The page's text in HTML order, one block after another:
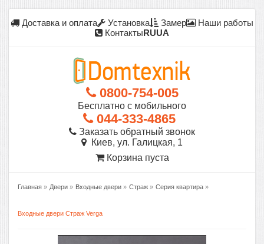
Доставка и оплата Установка Замер
Наши работы
КонтактыRUUA
0800-754-005
Бесплатно с мобильного
044-333-4865
Заказать обратный звонок
Киев, ул. Галицкая, 1
Корзина пуста
Главная » Двери » Входные двери » Страж » Серия квартира »
Входные двери Страж Verga